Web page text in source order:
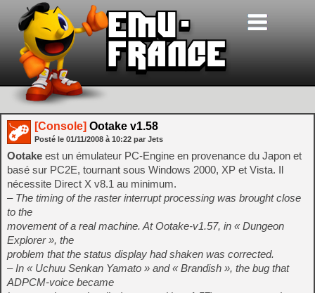
[Console] Ootake v1.58
Posté le 01/11/2008 à 10:22 par Jets
Ootake est un émulateur PC-Engine en provenance du Japon et
basé sur PC2E, tournant sous Windows 2000, XP et Vista. Il
nécessite Direct X v8.1 au minimum.
– The timing of the raster interrupt processing was brought close
to the
movement of a real machine. At Ootake-v1.57, in « Dungeon
Explorer », the
problem that the status display had shaken was corrected.
– In « Uchuu Senkan Yamato » and « Brandish », the bug that
ADPCM-voice became